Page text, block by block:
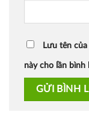
Lưu tên
này cho lần bình